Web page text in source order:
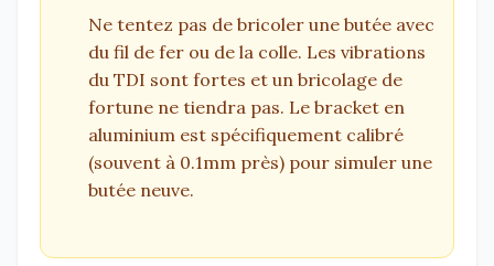
Ne tentez pas de bricoler une butée avec
du fil de fer ou de la colle. Les vibrations
du TDI sont fortes et un bricolage de
fortune ne tiendra pas. Le bracket en
aluminium est spécifiquement calibré
(souvent à 0.1mm près) pour simuler une
butée neuve.